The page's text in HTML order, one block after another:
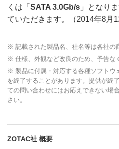
くは「 SATA 3.0Gb/s 」となり
ていただきます。（2014年8月
※ 記載された製品名、社名等は各社の
※ 仕様、外観など改良のため、予告な
※ 製品に付属・対応する各種ソフトウ
を終了することがあります。提供が終
ての問い合わせにはお応えできない場
さい。
ZOTAC社 概要